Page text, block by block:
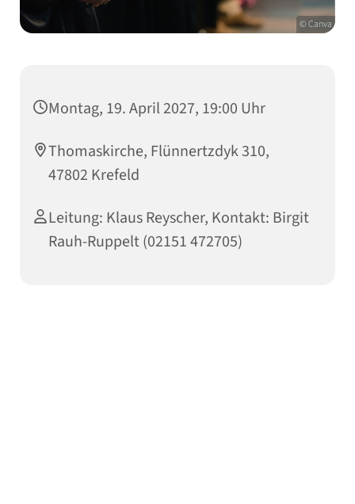
© Canva
Montag, 19. April 2027, 19:00 Uhr
Thomaskirche, Flünnertzdyk 310,
47802 Krefeld
Leitung: Klaus Reyscher, Kontakt: Birgit
Rauh-Ruppelt (02151 472705)